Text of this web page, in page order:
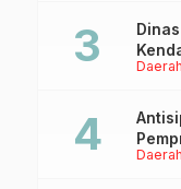
Daerah
Daerah